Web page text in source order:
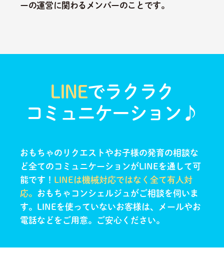
ーの運営に関わるメンバーのことです。
LINEでラクラク
コミュニケーション♪
おもちゃのリクエストやお子様の発育の相談な
ど全てのコミュニケーションがLINEを通して可
能です！ LINEは機械対応ではなく全て有人対
応。 おもちゃコンシェルジュがご相談を伺いま
す。 LINEを使っていないお客様は、メールやお
電話などをご用意。ご安心ください。